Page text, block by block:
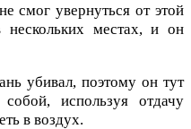
смог увернуться от этой
нескольких местах, и он
убивал, поэтому он тут
используя отдачу
в воздух.